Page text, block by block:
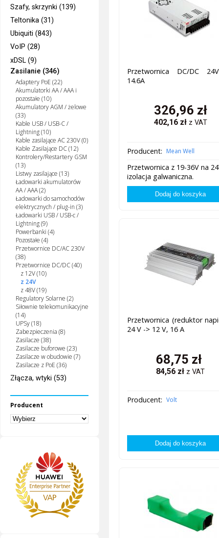
Szafy, skrzynki (139)
Teltonika (31)
Ubiquiti (843)
VoIP (28)
xDSL (9)
Zasilanie (346)
Adaptery PoE (22)
Akumulatorki AA / AAA i
pozostałe (10)
Akumulatory AGM / żelowe
(33)
Kable USB / USB-C /
Lightning (10)
Kable zasilające AC 230V (0)
Kable Zasilające DC (12)
Kontrolery/Restartery GSM
(13)
Listwy zasilające (13)
Ładowarki akumulatorów
AA / AAA (2)
Ładowarki do samochodów
elektrycznych / plug-in (3)
Ładowarki USB / USB-c /
Lightning (9)
Powerbanki (4)
Pozostałe (4)
Przetwornice DC/AC 230V
(38)
Przetwornice DC/DC (40)
z 12V (10)
z 24V
z 48V (19)
Regulatory Solarne (2)
Siłownie telekomunikacyjne
(14)
UPSy (18)
Zabezpieczenia (8)
Zasilacze (38)
Zasilacze buforowe (23)
Zasilacze w obudowie (7)
Zasilacze z PoE (36)
Złącza, wtyki (53)
Producent
Przetwornica DC/DC
14.6A
326,96 zł
402,16zł z VAT
Producent: Mean Well
Przetwornica z 19-36V na
izolacja galwaniczna.
Przetwornica (reduktor
24 V -> 12 V, 16 A
68,75 zł
84,56 zł z VAT
Producent: Volt